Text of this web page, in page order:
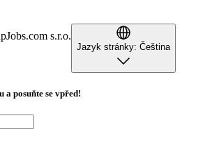
s.r.o.
Jazyk stránky: Čeština
a posuňte se vpřed!